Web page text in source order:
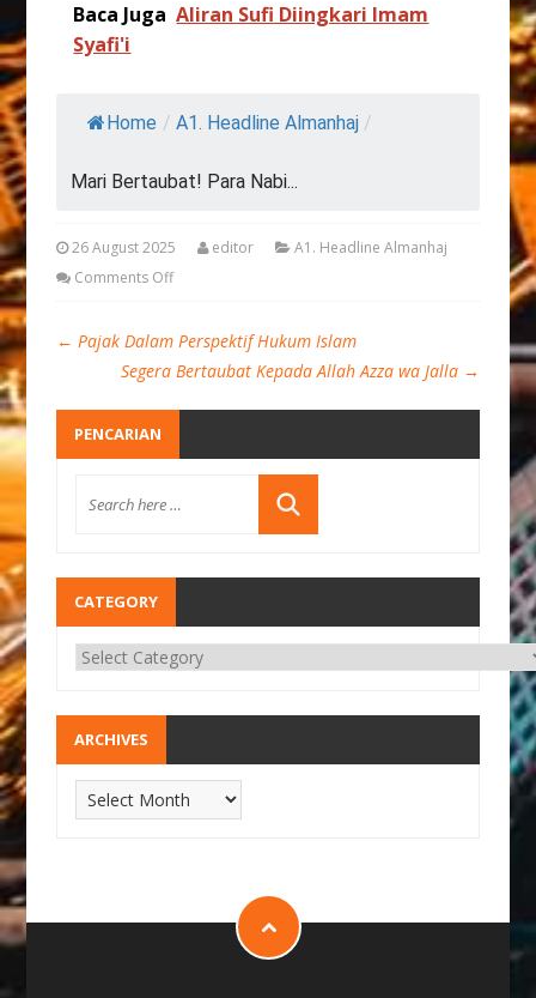
Baca Juga Aliran Sufi Diingkari Imam
Syafi'i
Home / A1. Headline Almanhaj /
Mari Bertaubat! Para Nabi...
26 August 2025 editor
A1. Headline Almanhaj
Comments Off
← Pajak Dalam Perspektif Hukum Islam
Segera Bertaubat Kepada Allah Azza wa Jalla →
PENCARIAN
CATEGORY
ARCHIVES